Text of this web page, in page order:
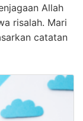
Allah
risalah. Mari
catatan